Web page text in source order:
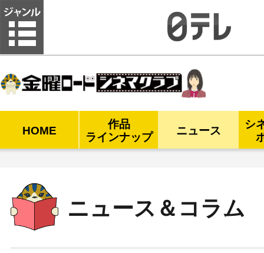
HOME
作品
ラインナップ
ニュース
シ
ニュース＆コラム